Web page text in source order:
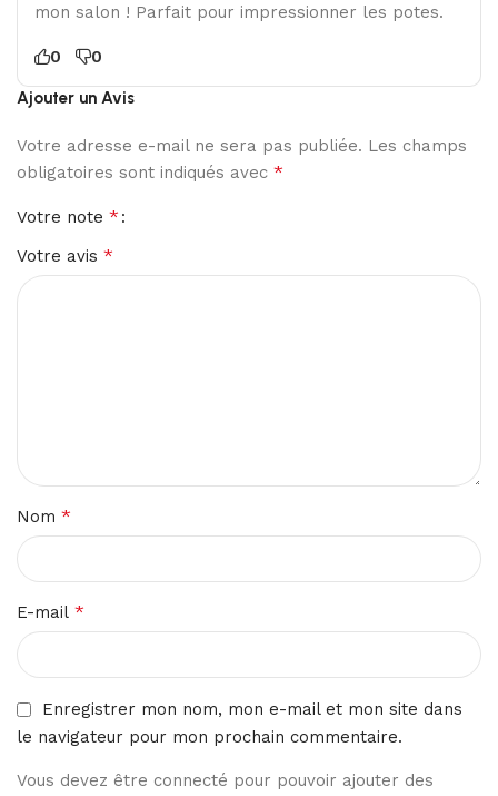
mon salon ! Parfait pour impressionner les potes.
0 0
Ajouter un Avis
Votre adresse e-mail ne sera pas publiée. Les champs
obligatoires sont indiqués avec *
Votre note *
Votre avis *
Nom *
E-mail *
Enregistrer mon nom, mon e-mail et mon site dans
le navigateur pour mon prochain commentaire.
Vous devez être connecté pour pouvoir ajouter des